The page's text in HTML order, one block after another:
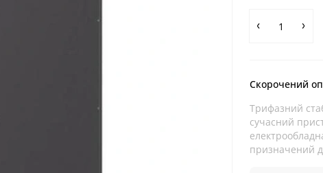
Скорочений
Трифазний
сучасний
призначений